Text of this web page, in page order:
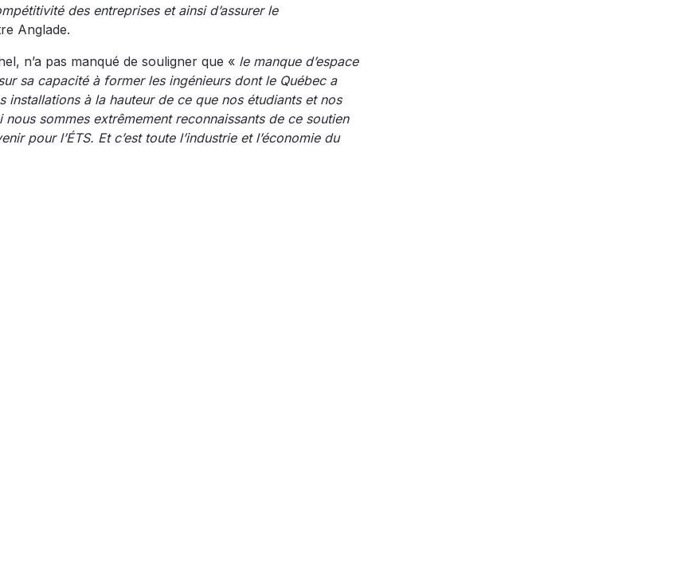
des entreprises et ainsi d’assurer le
Anglade.
n’a pas manqué de souligner que « le manque d’espace
sa capacité à former les ingénieurs dont le Québec a
à la hauteur de ce que nos étudiants et nos
sommes extrêmement reconnaissants de ce soutien
pour l’ÉTS. Et c’est toute l’industrie et l’économie du